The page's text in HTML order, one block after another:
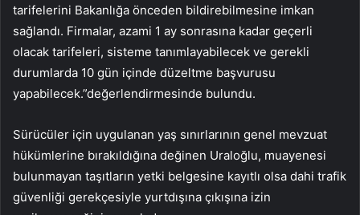
tarifelerini Bakanlığa önceden bildirebilmesine imkan
sağlandı. Firmalar, azami 1 ay sonrasına kadar geçerli
olacak tarifeleri, sisteme tanımlayabilecek ve gerekli
durumlarda 10 gün içinde düzeltme başvurusu
yapabilecek.”değerlendirmesinde bulundu.
Sürücüler için uygulanan yaş sınırlarının genel mevzuat
hükümlerine bırakıldığına değinen Uraloğlu, muayenesi
bulunmayan taşıtların yetki belgesine kayıtlı olsa dahi trafik
güvenliği gerekçesiyle yurtdışına çıkışına izin